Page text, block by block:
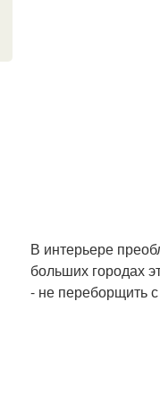
В интерьере
больших городах
- не переборщить